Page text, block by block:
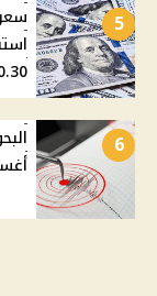
5
50.30
6